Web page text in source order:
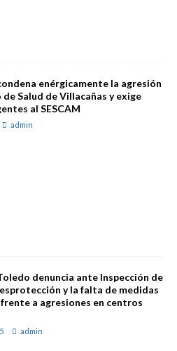
enérgicamente la agresión
Salud de Villacañas y exige
al SESCAM
admin
denuncia ante Inspección de
y la falta de medidas
a agresiones en centros
admin